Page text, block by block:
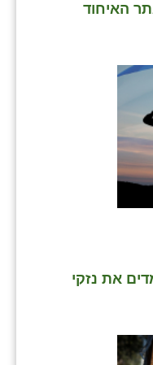
האיחוד
את נזקי